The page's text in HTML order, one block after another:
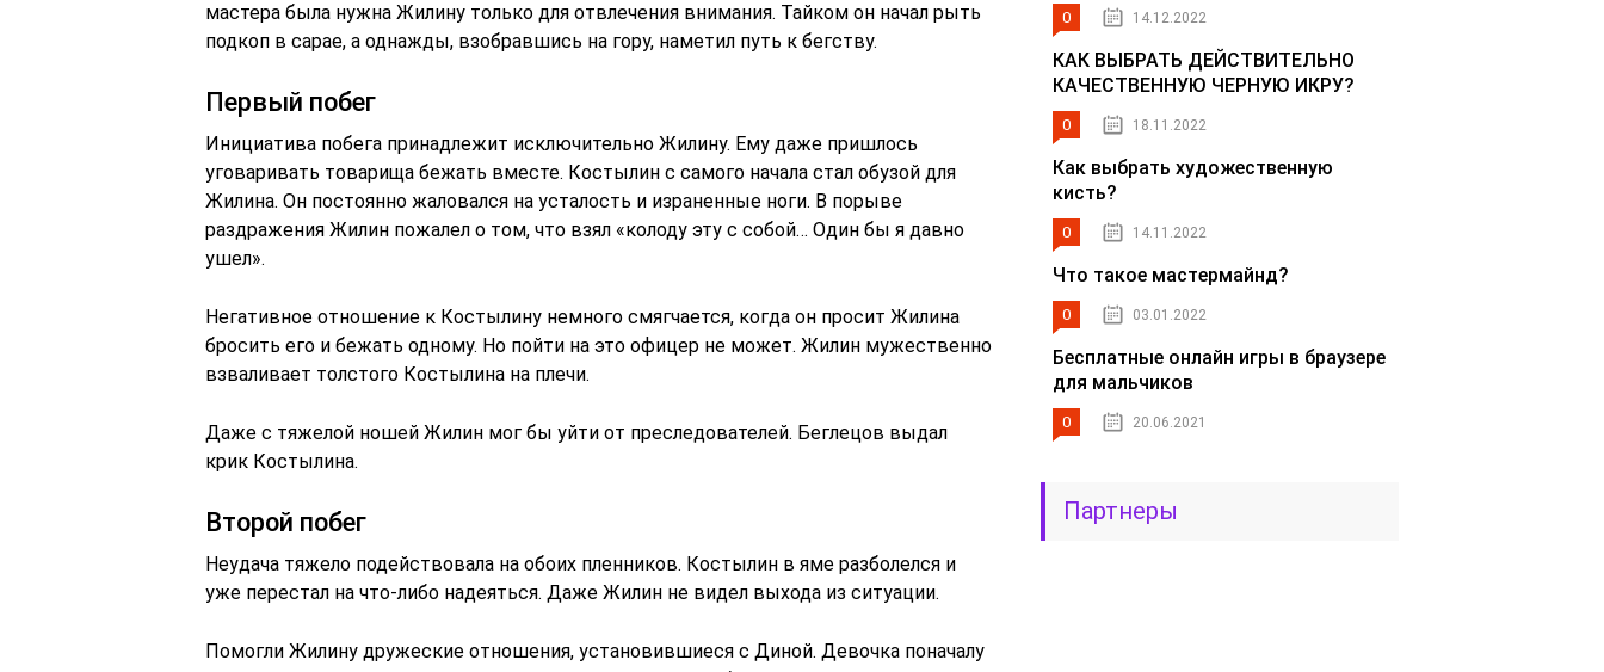
мастера была нужна Жилину только для отвлечения внимания. Тайком он начал рыть
подкоп в сарае, а однажды, взобравшись на гору, наметил путь к бегству.
Первый побег
Инициатива побега принадлежит исключительно Жилину. Ему даже пришлось
уговаривать товарища бежать вместе. Костылин с самого начала стал обузой для
Жилина. Он постоянно жаловался на усталость и израненные ноги. В порыве
раздражения Жилин пожалел о том, что взял «колоду эту с собой… Один бы я давно
ушел».
Негативное отношение к Костылину немного смягчается, когда он просит Жилина
бросить его и бежать одному. Но пойти на это офицер не может. Жилин мужественно
взваливает толстого Костылина на плечи.
Даже с тяжелой ношей Жилин мог бы уйти от преследователей. Беглецов выдал
крик Костылина.
Второй побег
Неудача тяжело подействовала на обоих пленников. Костылин в яме разболелся и
уже перестал на что-либо надеяться. Даже Жилин не видел выхода из ситуации.
Помогли Жилину дружеские отношения, установившиеся с Диной. Девочка поначалу
0 14.12.2022
КАК ВЫБРАТЬ ДЕЙСТВИТЕЛЬНО
КАЧЕСТВЕННУЮ ЧЕРНУЮ ИКРУ?
0 18.11.2022
Как выбрать художественную
кисть?
0 14.11.2022
Что такое мастермайнд?
0 03.01.2022
Бесплатные онлайн игры в браузере
для мальчиков
0 20.06.2021
Партнеры